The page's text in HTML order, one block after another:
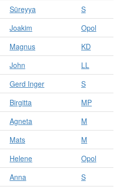
Süreyya
S
Joakim
Opol
Magnus
KD
John
LL
Gerd Inger
S
Birgitta
MP
Agneta
M
Mats
M
Helene
Opol
Anna
S